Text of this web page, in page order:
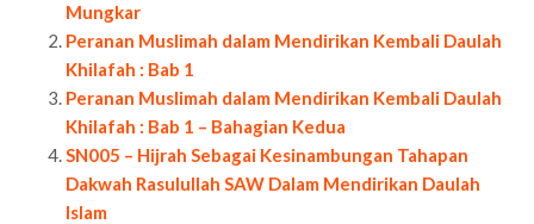
Mungkar
Peranan Muslimah dalam Mendirikan Kembali Daulah
Khilafah : Bab 1
Peranan Muslimah dalam Mendirikan Kembali Daulah
Khilafah : Bab 1 – Bahagian Kedua
SN005 – Hijrah Sebagai Kesinambungan Tahapan
Dakwah Rasulullah SAW Dalam Mendirikan Daulah
Islam